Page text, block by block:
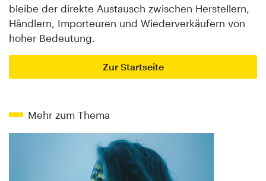
bleibe der direkte Austausch zwischen Herstellern,
Händlern, Importeuren und Wiederverkäufern von
hoher Bedeutung.
Zur Startseite
Mehr zum Thema